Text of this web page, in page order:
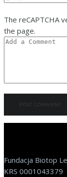
The reCAPTCHA
the page.
Fundacja Biotop
KRS 0001043379